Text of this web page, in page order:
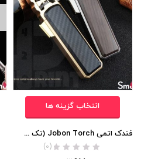
انتخاب گزینه ها
فندک اتمی Jobon Torch (تک شعله/بلند) اورجینال
(0)